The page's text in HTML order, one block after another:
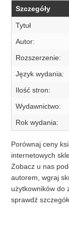
Szczegóły
Tytuł
Autor:
Rozszerzenie:
Język wydania:
Ilość stron:
Wydawnictwo:
Rok wydania:
Porównaj ceny
internetowych
Zobacz u nas
autorem, wgraj
użytkowników do
sprawdź